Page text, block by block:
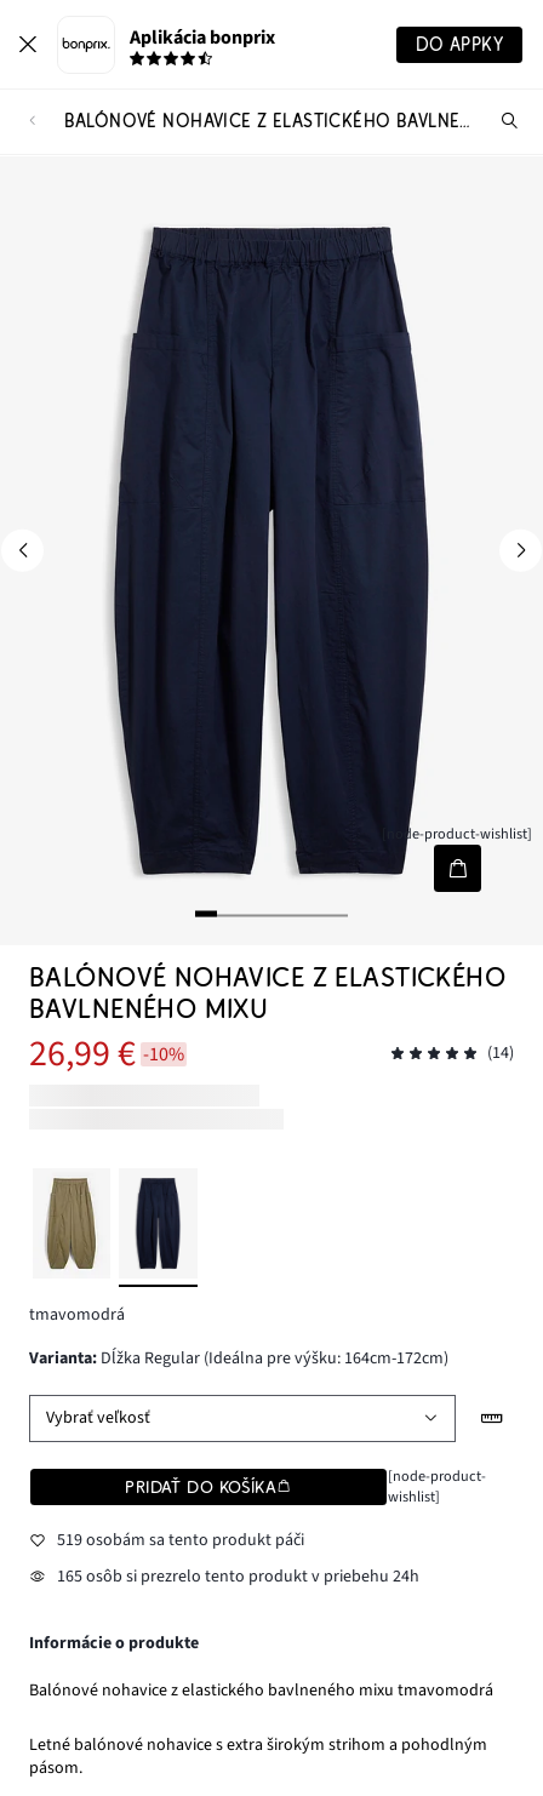
Aplikácia bonprix DO APPKY
BALÓNOVÉ NOHAVICE Z ELASTICKÉHO BAVLNENÉHO MIXU
[node-product-wishlist]
BALÓNOVÉ NOHAVICE Z ELASTICKÉHO
BAVLNENÉHO MIXU
26,99 € -10% (14)
tmavomodrá
varianta: Dĺžka Regular (Ideálna pre výšku: 164cm-172cm)
Vybrať veľkosť
PRIDAŤ DO KOŠÍKA
[node-product-
wishlist]
519 osobám sa tento produkt páči
165 osôb si prezrelo tento produkt v priebehu 24h
Informácie o produkte
Balónové nohavice z elastického bavlneného mixu tmavomodrá
Letné balónové nohavice s extra širokým strihom a pohodlným
pásom.